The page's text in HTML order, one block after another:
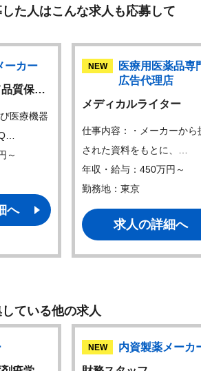
た人はこんな求人も応募して
ーカー
品質保…
医療機器
～
へ
NEW
医療用医薬品専
広告代理店
メディカルライター
仕事内容：・メーカーから
された資料をもとに、…
年収・給与：450万円～
勤務地：東京
求人の詳細へ
ている他の求人
NEW
内資製薬メーカ